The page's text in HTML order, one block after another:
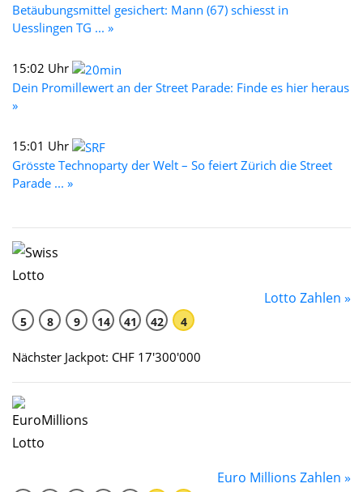
Betäubungsmittel gesichert: Mann (67) schiesst in
Uesslingen TG ... »
15:02 Uhr
Dein Promillewert an der Street Parade: Finde es hier heraus
»
15:01 Uhr
Grösste Technoparty der Welt – So feiert Zürich die Street
Parade ... »
Lotto Zahlen »
5 8 9 14 41 42 4
Nächster Jackpot: CHF 17'300'000
Euro Millions Zahlen »